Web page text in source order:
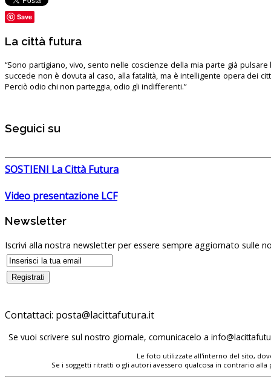
Save
La città futura
“Sono partigiano, vivo, sento nelle coscienze della mia parte già pulsare
succede non è dovuta al caso, alla fatalità, ma è intelligente opera dei
Perciò odio chi non parteggia, odio gli indifferenti.”
Seguici su
SOSTIENI La Città Futura
Video presentazione LCF
Newsletter
Iscrivi alla nostra newsletter per essere sempre aggiornato sulle
Contattaci: posta@lacittafutura.it
Se vuoi scrivere sul nostro giornale, comunicacelo a
Le foto utilizzate all'interno del sito,
Se i soggetti ritratti o gli autori avessero qualcosa in contrario